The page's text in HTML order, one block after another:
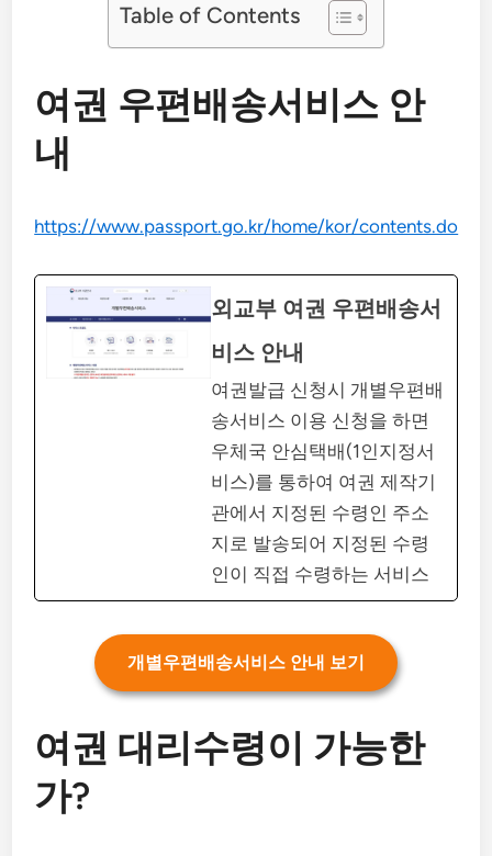
Table of Contents
여권 우편배송서비스 안
내
https://www.passport.go.kr/home/kor/contents.do
외교부 여권 우편배송서
비스 안내
여권발급 신청시 개별우편배
송서비스 이용 신청을 하면
우체국 안심택배(1인지정서
비스)를 통하여 여권 제작기
관에서 지정된 수령인 주소
지로 발송되어 지정된 수령
인이 직접 수령하는 서비스
개별우편배송서비스 안내 보기
여권 대리수령이 가능한
가?